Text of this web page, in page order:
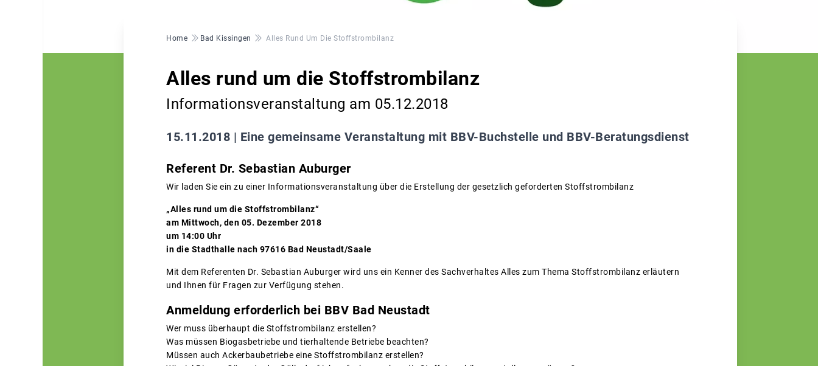
Pfadnavigation
Home Bad Kissingen Alles Rund Um Die Stoffstrombilanz
Alles rund um die Stoffstrombilanz
Informationsveranstaltung am 05.12.2018
15.11.2018 | Eine gemeinsame Veranstaltung mit BBV-Buchstelle und BBV-Beratungsdienst
Referent Dr. Sebastian Auburger
Wir laden Sie ein zu einer Informationsveranstaltung über die Erstellung der gesetzlich geforderten Stoffstrombilanz
„Alles rund um die Stoffstrombilanz“
am Mittwoch, den 05. Dezember 2018
um 14:00 Uhr
in die Stadthalle nach 97616 Bad Neustadt/Saale
Mit dem Referenten Dr. Sebastian Auburger wird uns ein Kenner des Sachverhaltes Alles zum Thema Stoffstrombilanz erläutern
und Ihnen für Fragen zur Verfügung stehen.
Anmeldung erforderlich bei BBV Bad Neustadt
Wer muss überhaupt die Stoffstrombilanz erstellen?
Was müssen Biogasbetriebe und tierhaltende Betriebe beachten?
Müssen auch Ackerbaubetriebe eine Stoffstrombilanz erstellen?